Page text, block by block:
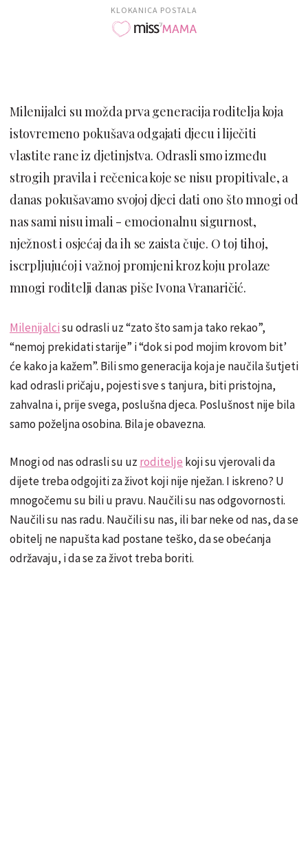
KLOKANICA POSTALA
Milenijalci su možda prva generacija roditelja koja
istovremeno pokušava odgajati djecu i liječiti
vlastite rane iz djetinjstva. Odrasli smo između
strogih pravila i rečenica koje se nisu propitivale, a
danas pokušavamo svojoj djeci dati ono što mnogi od
nas sami nisu imali - emocionalnu sigurnost,
nježnost i osjećaj da ih se zaista čuje. O toj tihoj,
iscrpljujućoj i važnoj promjeni kroz koju prolaze
mnogi roditelji danas piše Ivona Vranaričić.
Milenijalcisu odrasli uz “zato što sam ja tako rekao”,
“nemoj prekidati starije” i “dok si pod mojim krovom bit’
će kako ja kažem”. Bili smo generacija koja je naučila šutjeti
kad odrasli pričaju, pojesti sve s tanjura, biti pristojna,
zahvalna i, prije svega, poslušna djeca. Poslušnost nije bila
samo poželjna osobina. Bila je obavezna.
Mnogi od nas odrasli su uz roditelje koji su vjerovali da
dijete treba odgojiti za život koji nije nježan. I iskreno? U
mnogočemu su bili u pravu. Naučili su nas odgovornosti.
Naučili su nas radu. Naučili su nas, ili bar neke od nas, da se
obitelj ne napušta kad postane teško, da se obećanja
održavaju, i da se za život treba boriti.